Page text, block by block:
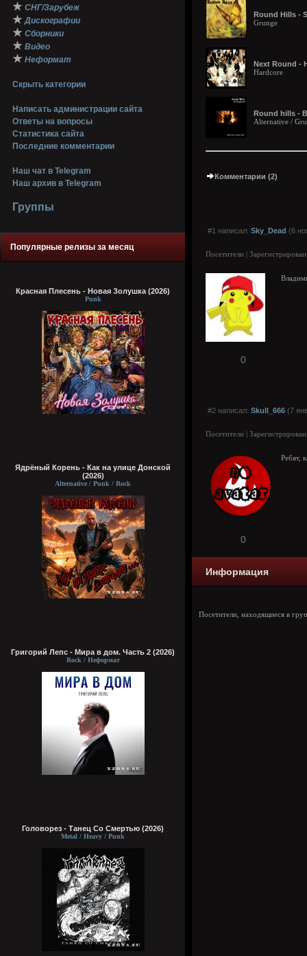
★ СНГ/Зарубеж
★ Дискографии
★ Сборники
★ Видео
★ Неформат
Скрыть категории
Написать администрации сайта
Ответы на вопросы
Статистика сайта
Последние комментарии
Наш чат в Telegram
Наш архив в Telegram
Группы
Популярные релизы за месяц
Красная Плесень - Новая Золушка (2026)
Punk
Ядрёный Корень - Как на улице Донской
(2026)
Alternative / Punk / Rock
Григорий Лепс - Мира в дом. Часть 2 (2026)
Rock / Неформат
Головорез - Tанец Со Смертью (2026)
Metal / Heavy / Punk
Round Hills -
Grunge
Next Round -
Hardcore
Round hills -
Alternative /
Комментарии (2)
#1 написал: Sky_Dead (6
Посетители |
0
#2 написал: Skull_666 (7
Посетители |
Ребят,
0
Информация
Посетители, находящиеся в